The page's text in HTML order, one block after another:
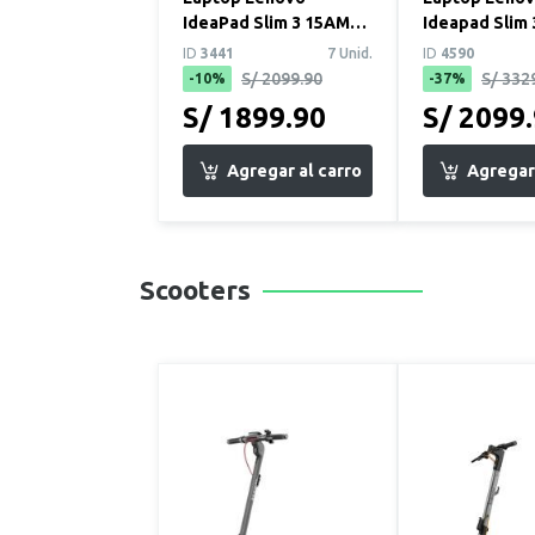
IdeaPad Slim 3 15AMN8
15.6" FHD AMD Ryzen 5
7520U 8GB 512G...
ID 3441
7 Unid.
-10%
S/ 2099.90
S/ 1899.90
Ideapad Slim
Core i5 13va
RAM 512 GB
ID 4590
-37%
S/
S/
Scooters